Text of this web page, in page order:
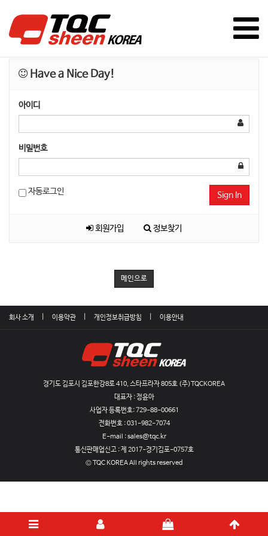
Have a Nice Day!
아이디
비밀번호
자동로그인 Sign In
회원가입 정보찾기
메인으로
회사 소개 이용약관 개인정보취급방침 이용안내
경기도 김포시 김포한강8로 410, 스타프라자 805호 (주)TQCKOREA
대표자 : 정윤아
사업자 등록번호:729-88-00661
전화번호 :031-982-7074
E-mail :sales@tqc.kr
통신판매업신고 :제 2017-경기김포-0757호
© TQC KOREA All rights reserved